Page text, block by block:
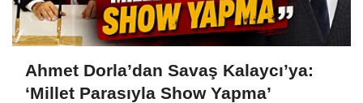
Ahmet Dorla’dan Savaş Kalaycı’ya:
‘Millet Parasıyla Show Yapma’